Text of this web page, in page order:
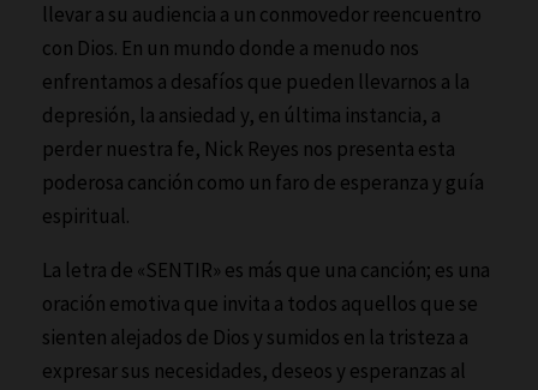
llevar a su audiencia a un conmovedor reencuentro
con Dios. En un mundo donde a menudo nos
enfrentamos a desafíos que pueden llevarnos a la
depresión, la ansiedad y, en última instancia, a
perder nuestra fe, Nick Reyes nos presenta esta
poderosa canción como un faro de esperanza y guía
espiritual.
La letra de «SENTIR» es más que una canción; es una
oración emotiva que invita a todos aquellos que se
sienten alejados de Dios y sumidos en la tristeza a
expresar sus necesidades, deseos y esperanzas al